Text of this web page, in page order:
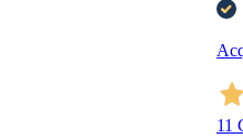
11